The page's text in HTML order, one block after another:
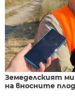
Земеделският
на вносните